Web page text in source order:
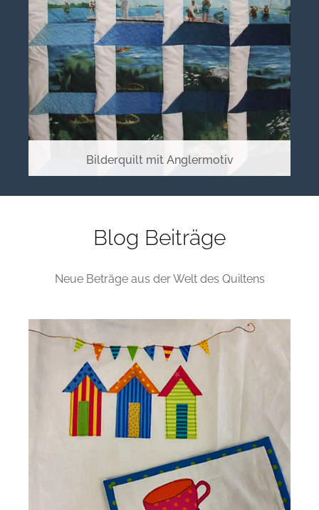
Bilderquilt mit Anglermotiv
Blog Beiträge
Neue Beträge aus der Welt des Quiltens